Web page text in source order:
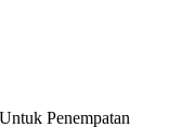
Penempatan